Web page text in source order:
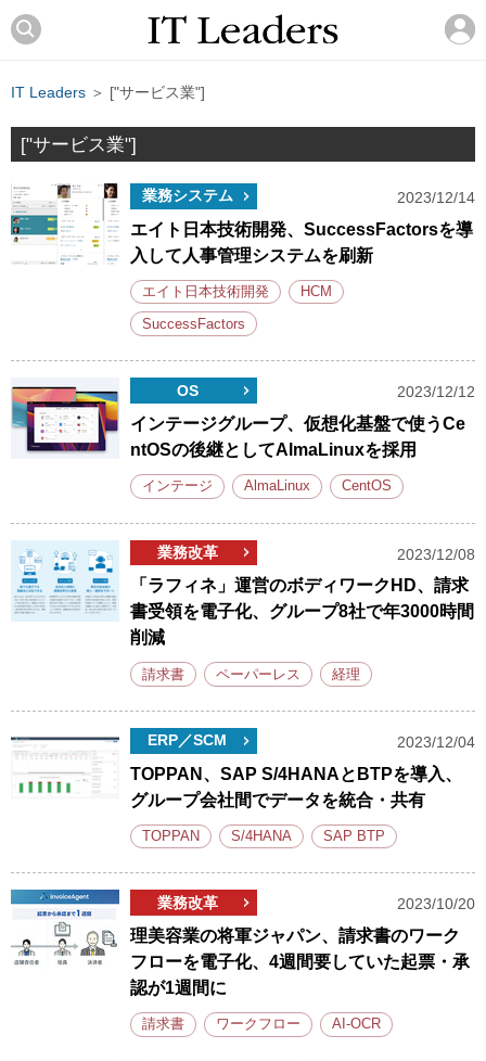
IT Leaders ＞ ["サービス業"]
["サービス業"]
業務システム 2023/12/14
エイト日本技術開発、SuccessFactorsを導
入して人事管理システムを刷新
エイト日本技術開発 HCM
SuccessFactors
OS 2023/12/12
インテージグループ、仮想化基盤で使うCe
ntOSの後継としてAlmaLinuxを採用
インテージ AlmaLinux CentOS
業務改革 2023/12/08
「ラフィネ」運営のボディワークHD、請求
書受領を電子化、グループ8社で年3000時間
削減
請求書 ペーパーレス 経理
ERP／SCM 2023/12/04
TOPPAN、SAP S/4HANAとBTPを導入、
グループ会社間でデータを統合・共有
TOPPAN S/4HANA SAP BTP
業務改革 2023/10/20
理美容業の将軍ジャパン、請求書のワーク
フローを電子化、4週間要していた起票・承
認が1週間に
請求書 ワークフロー AI-OCR